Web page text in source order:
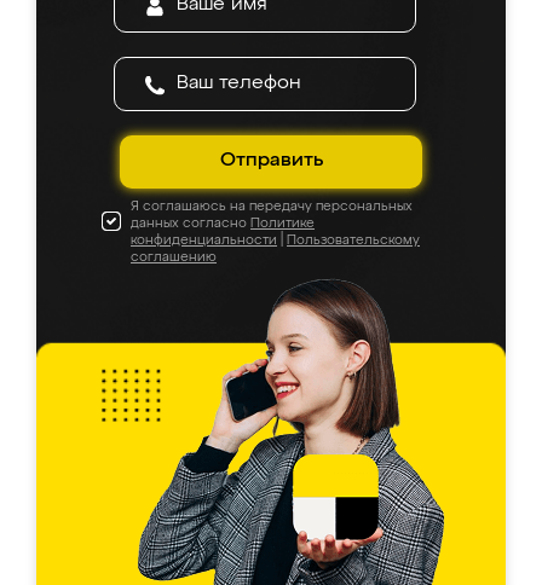
Отправить
Я соглашаюсь на передачу персональных
данных согласно Политике
конфиденциальности
Пользовательскому
соглашению